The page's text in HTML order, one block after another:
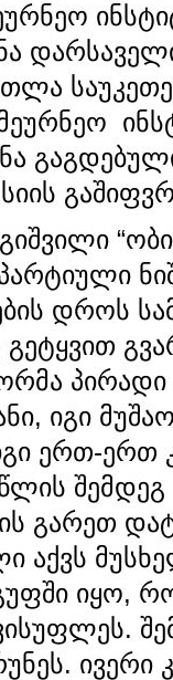
დროს
პირადი
იგი
ერთ-
გარეთ
აქვს
იყო,
ივერი